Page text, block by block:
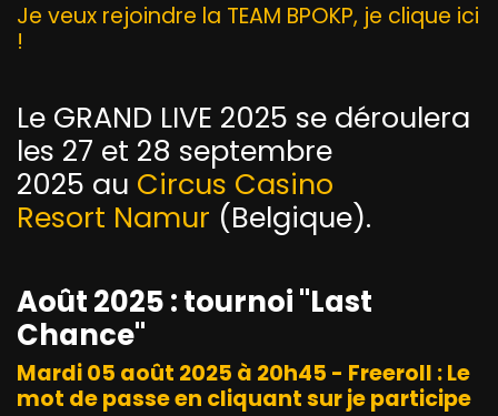
Je veux rejoindre la TEAM BPOKP, je clique ici
!
Le GRAND LIVE 2025 se déroulera
les 27 et 28 septembre
2025 au Circus Casino
Resort Namur (Belgique).
Août 2025 : tournoi "Last
Chance"
Mardi 05 août 2025 à 20h45 - Freeroll :Le
mot de passe en cliquant sur je participe